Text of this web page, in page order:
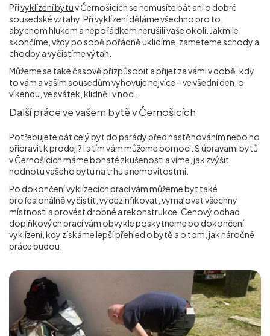
Přivyklízení bytuv Černošicích se nemusíte bát ani o dobré
sousedské vztahy. Při vyklízení děláme všechno pro to,
abychom hlukem a nepořádkem nerušili vaše okolí. Jakmile
skončíme, vždy po sobě pořádně uklidíme, zameteme schody a
chodby a vyčistíme výtah.
Můžeme se také časově přizpůsobit a přijet za vámi v době, kdy
to vám a vašim sousedům vyhovuje nejvíce – ve všední den, o
víkendu, ve svátek, klidně i v noci.
Další práce ve vašem bytě v Černošicích
Potřebujete dát celý byt do parády před nastěhováním nebo ho
připravit k prodeji? I s tím vám můžeme pomoci. S úpravami bytů
v Černošicích máme bohaté zkušenosti a víme, jak zvýšit
hodnotu vašeho bytu na trhu s nemovitostmi.
Po dokončení vyklízecích prací vám můžeme byt také
profesionálně vyčistit, vydezinfikovat, vymalovat všechny
místnosti a provést drobné a rekonstrukce. Cenový odhad
doplňkových prací vám obvykle poskytneme po dokončení
vyklízení, kdy získáme lepší přehled o bytě a o tom, jak náročné
práce budou.